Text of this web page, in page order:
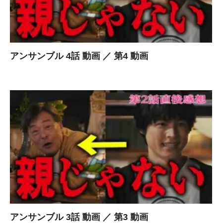
アンサンブル 4話 動画 ／ 第4 動画
アンサンブル 3話 動画 ／ 第3 動画